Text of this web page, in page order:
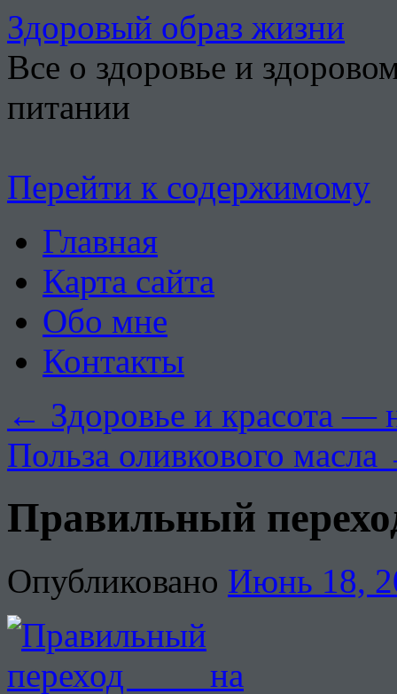
Здоровый образ жизни
Все о здоровье и
питании
Перейти к содержимому
Главная
Карта сайта
Обо мне
Контакты
← Здоровье и красота —
Польза оливкового масла
Правильный
Опубликовано Июнь 18,